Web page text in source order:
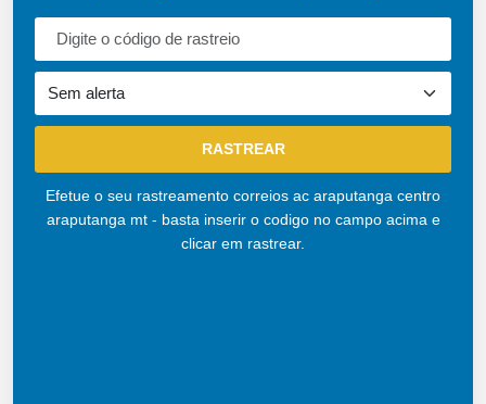
Efetue o seu rastreamento correios ac araputanga centro
araputanga mt - basta inserir o codigo no campo acima e
clicar em rastrear.